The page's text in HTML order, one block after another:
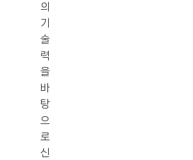
의
기
술
력
을
바
탕
으
로
신